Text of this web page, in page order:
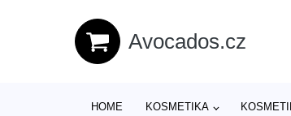
Avocados.cz
HOME KOSMETIKA